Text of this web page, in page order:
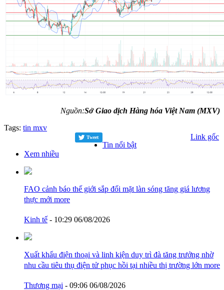
Nguồn:Sở Giao dịch Hàng hóa Việt Nam (MXV)
Tags: tin mxv
Link gốc
Tweet
Tin nổi bật
Xem nhiều
FAO cảnh báo thế giới sắp đối mặt làn sóng tăng giá lương
thực mới more
Kinh tế - 10:29 06/08/2026
Xuất khẩu điện thoại và linh kiện duy trì đà tăng trưởng nhờ
nhu cầu tiêu thụ điện tử phục hồi tại nhiều thị trường lớn more
Thương mại - 09:06 06/08/2026